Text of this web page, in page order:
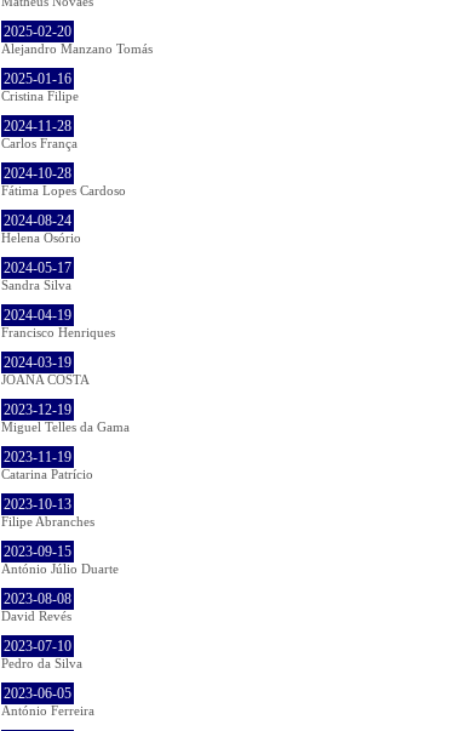
2025-02-20
Alejandro Manzano Tomás
2025-01-16
Cristina Filipe
2024-11-28
Carlos França
2024-10-28
Fátima Lopes Cardoso
2024-08-24
Helena Osório
2024-05-17
Sandra Silva
2024-04-19
Francisco Henriques
2024-03-19
JOANA COSTA
2023-12-19
Miguel Telles da Gama
2023-11-19
Catarina Patrício
2023-10-13
Filipe Abranches
2023-09-15
António Júlio Duarte
2023-08-08
David Revés
2023-07-10
Pedro da Silva
2023-06-05
António Ferreira